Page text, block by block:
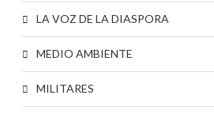
LA VOZ DE LA DIASPORA
MEDIO AMBIENTE
MILITARES